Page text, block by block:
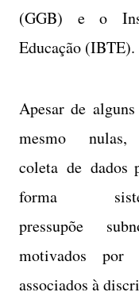
(GGB) e o
Educação (IBTE).
Apesar de
mesmo
coleta de dados
forma
pressupõe
motivados por
associados à